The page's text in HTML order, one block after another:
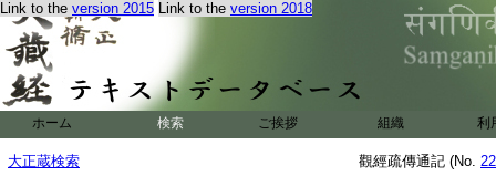
Link to the version 2015 Link to the version 2018
ホーム 検索 ご挨拶 組織 利
大正蔵検索 觀經疏傳通記 (No.
作報者。此明 三正顯二
攝大乘論有
前後翻
莊帝普泰元年辛亥譯
殿一。帝勅譯
經。
下生經･大乘起信論